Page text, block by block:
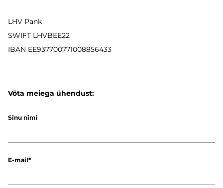
LHV Pank
SWIFT LHVBEE22
IBAN EE937700771008856433
Võta meiega ühendust:
Sinu nimi
E-mail